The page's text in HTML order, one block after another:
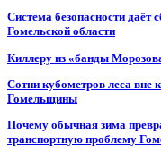
Система безопасности даёт
Гомельской области
Киллеру из «банды
Сотни кубометров леса вне
Гомельщины
Почему обычная зима
транспортную проблему